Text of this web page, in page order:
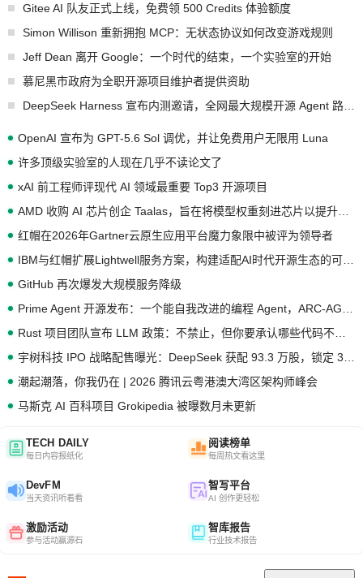
Gitee AI 队友正式上线，免费领 500 Credits 体验额度
Simon Willison 重新拥抱 MCP：无状态协议如何改变游戏规则
Jeff Dean 离开 Google：一个时代的结束，一个实验室的开始
慕尼黑市政府为全职开源项目维护者提供资助
OpenAI 宣布为 GPT-5.6 Sol 调优，并让免费用户无限用 Luna
许多顶级实验室的人现在几乎不读论文了
xAI 前工程师评现代 AI 领域最重要 Top3 开源项目
红帽在2026年Gartner云原生应用平台魔力象限中被评为领导者
GitHub 再次爆发大规模服务降级
潮起潮落，你我仍在 | 2026 腾讯云粤港澳大湾区架构师峰会
马斯克 AI 百科项目 Grokipedia 被曝数月未更新
TECH DAILY
每日内容报纸化
阅读榜单
每周热文看这里
DevFM
当天资讯听着看
智写平台
AI 创作更轻松
激励活动
参与活动赢源石
智库报告
行业技术报告